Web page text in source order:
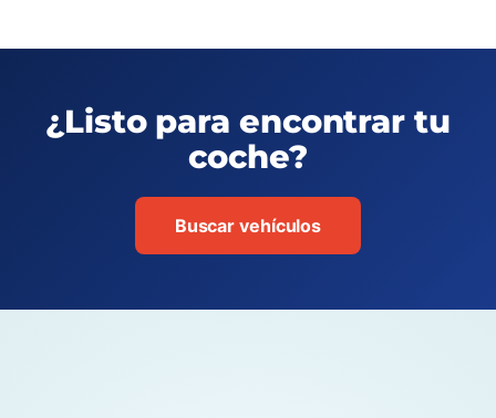
¿Listo para encontrar tu
coche?
Buscar vehículos